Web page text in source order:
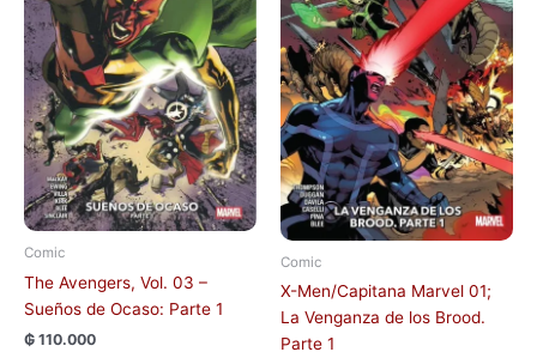
Comic
The Avengers, Vol. 03 –
Sueños de Ocaso: Parte 1
₲ 110.000
Comic
X-Men/Capitana Marvel 01;
La Venganza de los Brood.
Parte 1